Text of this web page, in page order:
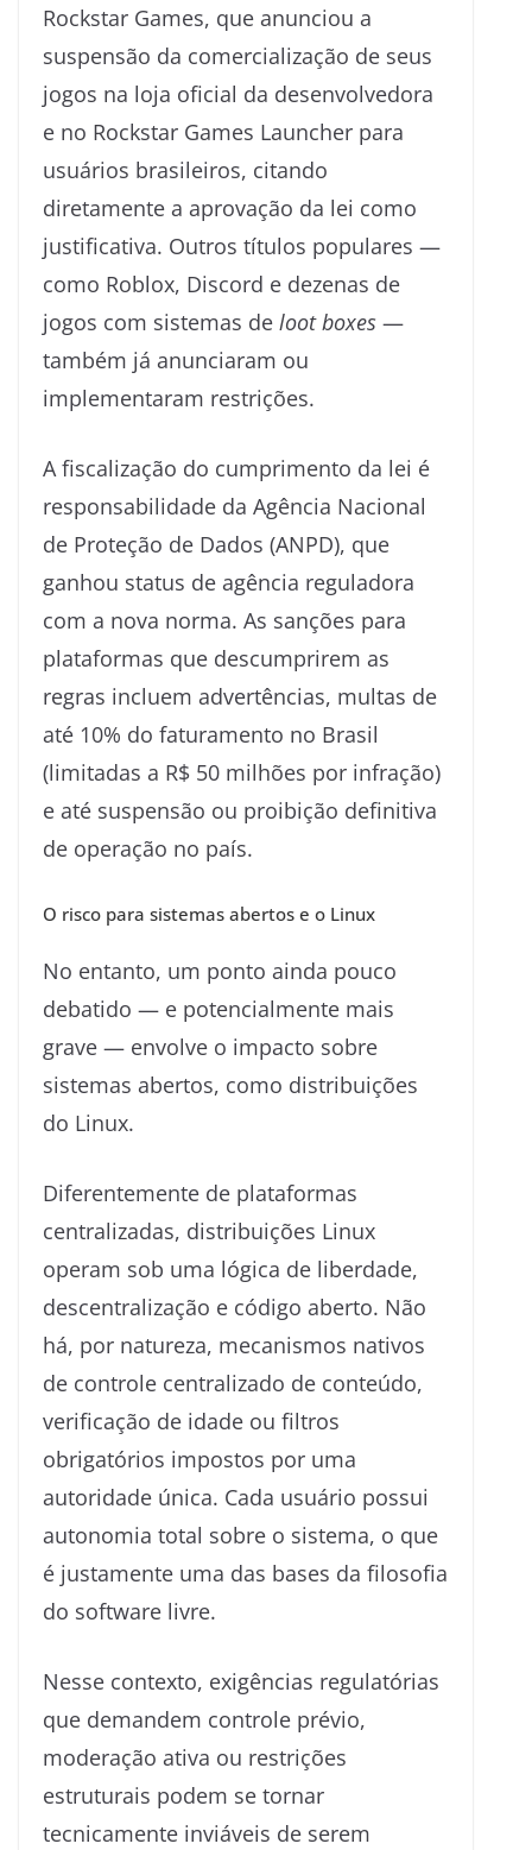
Rockstar Games, que anunciou a
suspensão da comercialização de seus
jogos na loja oficial da desenvolvedora
e no Rockstar Games Launcher para
usuários brasileiros, citando
diretamente a aprovação da lei como
justificativa. Outros títulos populares —
como Roblox, Discord e dezenas de
jogos com sistemas de loot boxes —
também já anunciaram ou
implementaram restrições.
A fiscalização do cumprimento da lei é
responsabilidade da Agência Nacional
de Proteção de Dados (ANPD), que
ganhou status de agência reguladora
com a nova norma. As sanções para
plataformas que descumprirem as
regras incluem advertências, multas de
até 10% do faturamento no Brasil
(limitadas a R$ 50 milhões por infração)
e até suspensão ou proibição definitiva
de operação no país.
O risco para sistemas abertos e o Linux
No entanto, um ponto ainda pouco
debatido — e potencialmente mais
grave — envolve o impacto sobre
sistemas abertos, como distribuições
do Linux.
Diferentemente de plataformas
centralizadas, distribuições Linux
operam sob uma lógica de liberdade,
descentralização e código aberto. Não
há, por natureza, mecanismos nativos
de controle centralizado de conteúdo,
verificação de idade ou filtros
obrigatórios impostos por uma
autoridade única. Cada usuário possui
autonomia total sobre o sistema, o que
é justamente uma das bases da filosofia
do software livre.
Nesse contexto, exigências regulatórias
que demandem controle prévio,
moderação ativa ou restrições
estruturais podem se tornar
tecnicamente inviáveis de serem